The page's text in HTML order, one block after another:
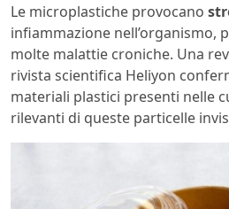
Le microplastiche provocano
infiammazione nell’organismo,
molte malattie croniche. Una
rivista scientifica Heliyon
materiali plastici presenti nelle
rilevanti di queste particelle